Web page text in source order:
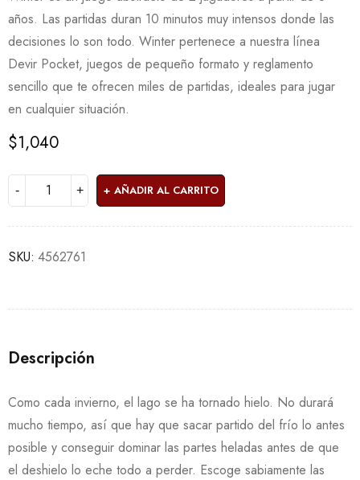
años. Las partidas duran 10 minutos muy intensos donde las
decisiones lo son todo. Winter pertenece a nuestra línea
Devir Pocket, juegos de pequeño formato y reglamento
sencillo que te ofrecen miles de partidas, ideales para jugar
en cualquier situación.
$1,040
AÑADIR AL CARRITO
SKU: 4562761
Descripción
Como cada invierno, el lago se ha tornado hielo. No durará
mucho tiempo, así que hay que sacar partido del frío lo antes
posible y conseguir dominar las partes heladas antes de que
el deshielo lo eche todo a perder. Escoge sabiamente las